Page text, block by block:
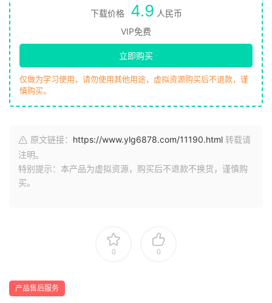
下载价格 4.9 人民币
VIP免费
立即购买
仅做为学习使用，请勿使用其他用途，虚拟资源购买后不退款，谨
慎购买。
原文链接： https://www.ylg6878.com/11190.html 转载请
注明。
特别提示：本产品为虚拟资源，购买后不退款不换货，谨慎购
买。
0 0
产品售后服务